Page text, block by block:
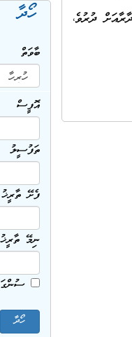
ފަރާތުން 19 ޑިސެމްބަރ 2018 ބުދަދުވަހުގެ 10:00 މި އިދާރާއަށް ދުރުވެ،
ހޯދާ
ބާވަތް
އޮފީސް
ތަފުސީލު
ފެށޭ ތާރީޚު
ނިމޭ ތާރީޚު